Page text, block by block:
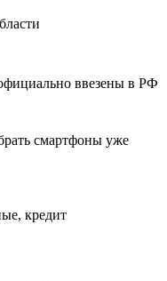
ввезены в РФ
смартфоны уже
кредит